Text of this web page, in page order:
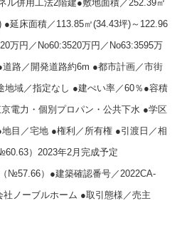
ル併用工法2階建●敷地面積／252.39㎡
●延床面積／113.85㎡(34.43坪)～122.96
万円／No60:3520万円／No63:3595万
道路／開発道路約6m ●都市計画／市街
域／指定なし ●建ぺい率／60％ ●容積
電力・個別プロパン・公共下水 ●学区
地目／宅地 ●権利／所有権 ●引渡日／相
）2023年2月完成予定
№57.66） ●建築確認番号／2022CA‐
ノーブルホーム ●取引態様／売主